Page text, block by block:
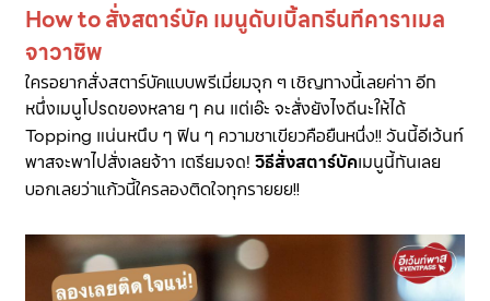
How to สั่งสตาร์บัค เมนูดับเบิ้ลกรีนทีคาราเมล
จาวาชิพ
ใครอยากสั่งสตาร์บัคแบบพรีเมี่ยมจุก ๆ เชิญทางนี้เลยค่าา อีก
หนึ่งเมนูโปรดของหลาย ๆ คน แต่เอ๊ะ จะสั่งยังไงดีนะให้ได้
Topping แน่นหนึบ ๆ ฟิน ๆ ความชาเขียวคือยืนหนึ่ง!! วันนี้อีเว้นท์
พาสจะพาไปสั่งเลยจ้าา เตรียมจด! วิธีสั่งสตาร์บัคเมนูนี้กันเลย
บอกเลยว่าแก้วนี้ใครลองติดใจทุกรายยย!!